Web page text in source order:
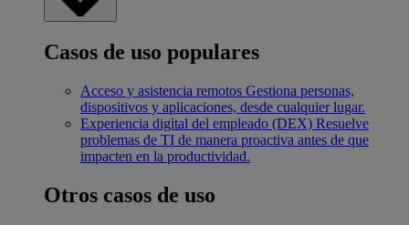
Casos de uso populares
Acceso y asistencia remotos Gestiona personas,
dispositivos y aplicaciones, desde cualquier lugar.
Experiencia digital del empleado (DEX) Resuelve
problemas de TI de manera proactiva antes de que
impacten en la productividad.
Otros casos de uso